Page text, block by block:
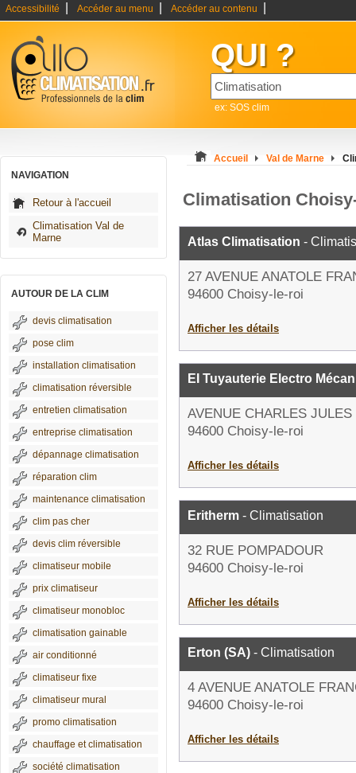
Accessibilité Accéder au menu Accéder au contenu
QUI ?
ex: SOS clim
NAVIGATION
Retour à l'accueil
Climatisation Val de
Marne
AUTOUR DE LA CLIM
devis climatisation
pose clim
installation climatisation
climatisation réversible
entretien climatisation
entreprise climatisation
dépannage climatisation
réparation clim
maintenance climatisation
clim pas cher
devis clim réversible
climatiseur mobile
prix climatiseur
climatiseur monobloc
climatisation gainable
air conditionné
climatiseur fixe
climatiseur mural
promo climatisation
chauffage et climatisation
société climatisation
Accueil Val de Marne
Climatisation
Atlas Climatisation -
27 AVENUE ANATOLE
94600 Choisy-le-roi
Afficher les détails
EI Tuyauterie Electro
AVENUE CHARLES JULES
94600 Choisy-le-roi
Afficher les détails
Eritherm - Climatisation
32 RUE POMPADOUR
94600 Choisy-le-roi
Afficher les détails
Erton (SA) - Climatisation
4 AVENUE ANATOLE
94600 Choisy-le-roi
Afficher les détails